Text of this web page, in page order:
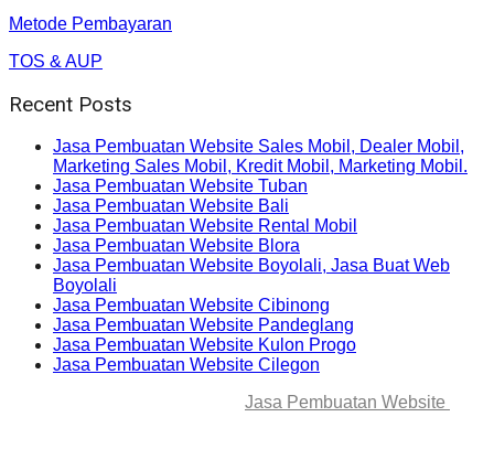
Metode Pembayaran
TOS & AUP
Recent Posts
Jasa Pembuatan Website Sales Mobil, Dealer Mobil,
Marketing Sales Mobil, Kredit Mobil, Marketing Mobil.
Jasa Pembuatan Website Tuban
Jasa Pembuatan Website Bali
Jasa Pembuatan Website Rental Mobil
Jasa Pembuatan Website Blora
Jasa Pembuatan Website Boyolali, Jasa Buat Web
Boyolali
Jasa Pembuatan Website Cibinong
Jasa Pembuatan Website Pandeglang
Jasa Pembuatan Website Kulon Progo
Jasa Pembuatan Website Cilegon
Jasa Pembuatan Website